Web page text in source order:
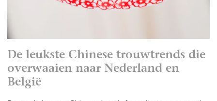
De leukste Chinese trouwtrends die
overwaaien naar Nederland en
België